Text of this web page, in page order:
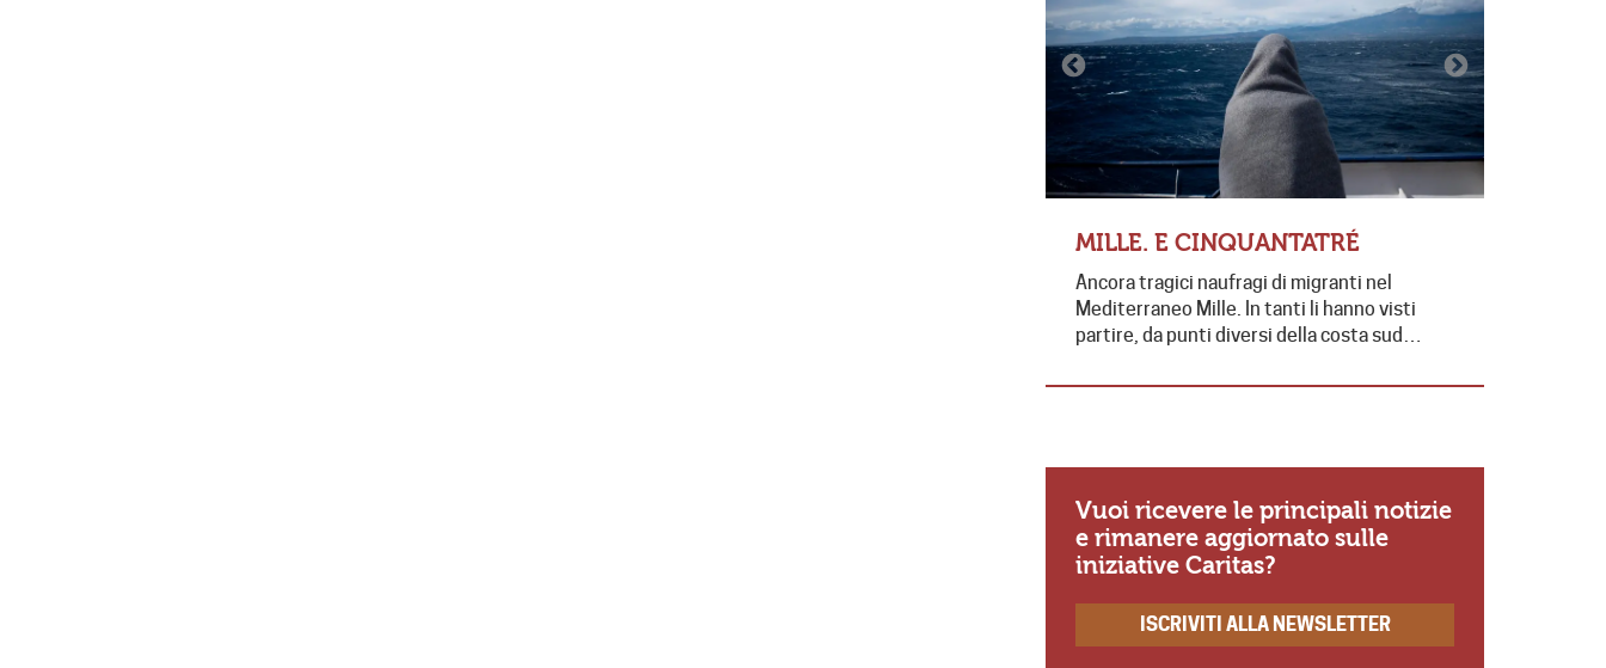
MILLE. E CINQUANTATRÉ
Ancora tragici naufragi di migranti nel
Mediterraneo Mille. In tanti li hanno visti
partire, da punti diversi della costa sud…
Vuoi ricevere le principali notizie
e rimanere aggiornato sulle
iniziative Caritas?
ISCRIVITI ALLA NEWSLETTER